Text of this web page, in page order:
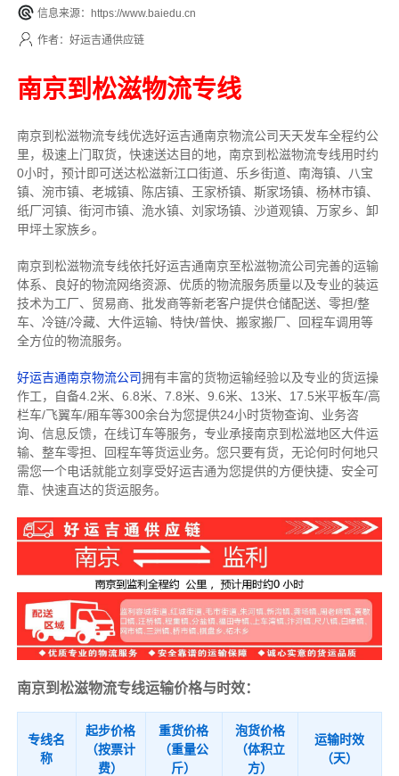
信息来源：https://www.baiedu.cn
作者：好运吉通供应链
南京到松滋物流专线
南京到松滋物流专线优选好运吉通南京物流公司天天发车全程约公
里， 极速上门取货，快速送达目的地，南京到松滋物流专线用时约
0小时，预计即可送达松滋新江口街道、乐乡街道、南海镇、八宝
镇、涴市镇、老城镇、陈店镇、王家桥镇、斯家场镇、杨林市镇、
纸厂河镇、街河市镇、洈水镇、刘家场镇、沙道观镇、万家乡、卸
甲坪土家族乡。
南京到松滋物流专线依托好运吉通南京至松滋物流公司完善的运输
体系、良好的物流网络资源、优质的物流服务质量以及专业的装运
技术为工厂、贸易商、批发商等新老客户提供仓储配送、零担/整
车、冷链/冷藏、大件运输、特快/普快、搬家搬厂、回程车调用等
全方位的物流服务。
好运吉通南京物流公司拥有丰富的货物运输经验以及专业的货运操
作工，自备4.2米、6.8米、7.8米、9.6米、13米、17.5米平板车/高
栏车/飞翼车/厢车等300余台为您提供24小时货物查询、业务咨
询、信息反馈，在线订车等服务， 专业承接南京到松滋地区大件运
输、整车零担、回程车等货运业务。 您只要有货，无论何时何地只
需您一个电话就能立刻享受好运吉通为您提供的方便快捷、安全可
靠、快速直达的货运服务。
南京到松滋物流专线运输价格与时效：
专线名
称
起步价格
（按票计
费）
重货价格
（重量公
斤）
泡货价格
（体积立
方）
运输时效
（天）